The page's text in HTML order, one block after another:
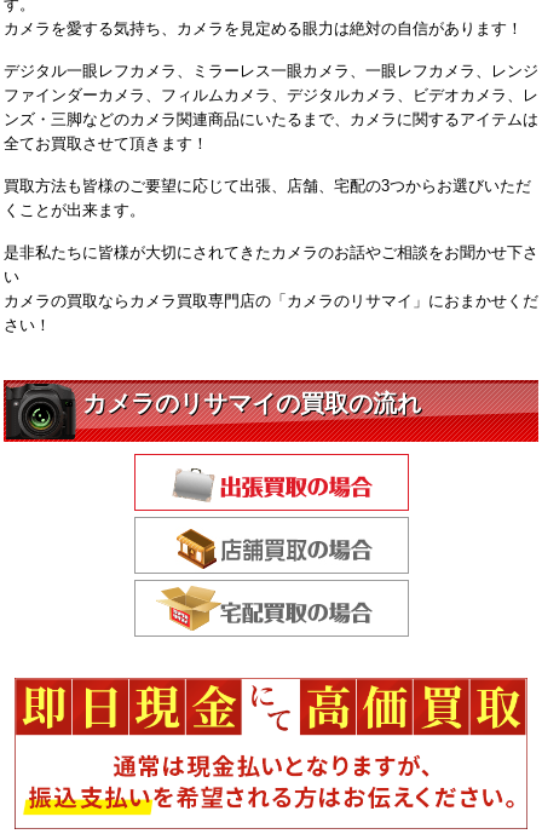
す。
カメラを愛する気持ち、カメラを見定める眼力は絶対の自信があります！
デジタル一眼レフカメラ、ミラーレス一眼カメラ、一眼レフカメラ、レンジ
ファインダーカメラ、フィルムカメラ、デジタルカメラ、ビデオカメラ、レ
ンズ・三脚などのカメラ関連商品にいたるまで、カメラに関するアイテムは
全てお買取させて頂きます！
買取方法も皆様のご要望に応じて出張、店舗、宅配の3つからお選びいただ
くことが出来ます。
是非私たちに皆様が大切にされてきたカメラのお話やご相談をお聞かせ下さ
い
カメラの買取ならカメラ買取専門店の「カメラのリサマイ」におまかせくだ
さい！